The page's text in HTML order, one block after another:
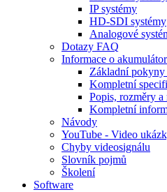
IP systémy
HD-SDI systémy
Analogové
Dotazy FAQ
Informace o
Základní pokyny
Kompletní
Popis, rozměry
Kompletní
Návody
YouTube - Video
Chyby videosignálu
Slovník pojmů
Školení
Software